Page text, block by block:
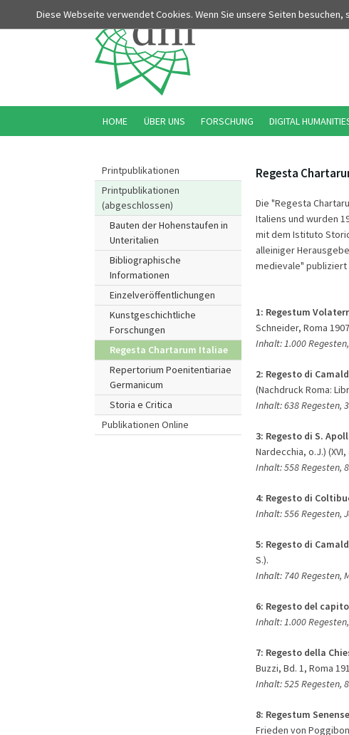
Diese Webseite verwendet Cookies. Wenn Sie unsere Seiten besuchen,
Printpublikationen
Printpublikationen
(abgeschlossen)
Bauten der Hohenstaufen in
Unteritalien
Bibliographische
Informationen
Einzelveröffentlichungen
Kunstgeschichtliche
Forschungen
Regesta Chartarum Italiae
Repertorium Poenitentiariae
Germanicum
Storia e Critica
Publikationen Online
Regesta
Die "Regesta
Italiens und wurden
mit dem Istituto
alleiniger
medievale" publiziert
1: Regestum
Schneider, Roma
Inhalt: 1.000
2: Regesto di
(Nachdruck Roma:
Inhalt: 638 Regesten,
3: Regesto di S.
Nardecchia, o.J.)
Inhalt: 558 Regesten,
4: Regesto di
Inhalt: 556 Regesten,
5: Regesto di
S.).
Inhalt: 740 Regesten,
6: Regesto del
Inhalt: 1.000
7: Regesto della
Buzzi, Bd. 1, Roma
Inhalt: 525 Regesten,
8: Regestum
Frieden von
HOME ÜBER UNS FORSCHUNG DIGITAL